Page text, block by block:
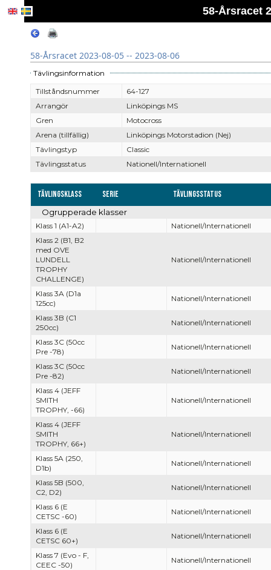
58-Årsracet
58-Årsracet 2023-08-05 -- 2023-08-06
Tävlingsinformation
Tillståndsnummer
64-127
Arrangör
Linköpings MS
Gren
Motocross
Arena (tillfällig)
Linköpings Motorstadion (Nej)
Tävlingstyp
Classic
Tävlingsstatus
Nationell/Internationell
Tävlingsklass Serie Tävlingsstatus
Ogrupperade klasser
Klass 1 (A1-A2)
Nationell/Internationell
Klass 2 (B1, B2
med OVE
LUNDELL
TROPHY
CHALLENGE)
Nationell/Internationell
Klass 3A (D1a
125cc)
Nationell/Internationell
Klass 3B (C1
250cc)
Nationell/Internationell
Klass 3C (50cc
Pre -78)
Nationell/Internationell
Klass 3C (50cc
Pre -82)
Nationell/Internationell
Klass 4 (JEFF
SMITH
TROPHY, -66)
Nationell/Internationell
Klass 4 (JEFF
SMITH
TROPHY, 66+)
Nationell/Internationell
Klass 5A (250,
D1b)
Nationell/Internationell
Klass 5B (500,
C2, D2)
Nationell/Internationell
Klass 6 (E
CETSC -60)
Nationell/Internationell
Klass 6 (E
CETSC 60+)
Nationell/Internationell
Klass 7 (Evo - F,
CEEC -50)
Nationell/Internationell